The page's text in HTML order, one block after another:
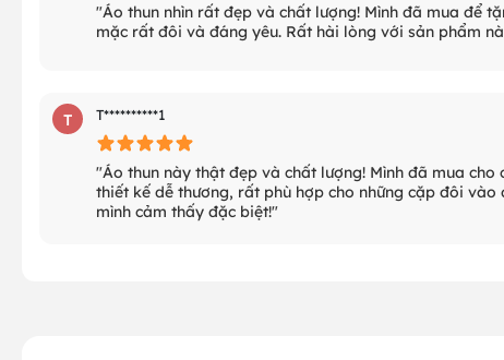
"Áo thun nhìn rất đẹp và chất lượng! Mình đã mua để
mặc rất đôi và đáng yêu. Rất hài lòng với sản phẩm
T T**********1
"Áo thun này thật đẹp và chất lượng! Mình đã mua
thiết kế dễ thương, rất phù hợp cho những cặp đôi vào
mình cảm thấy đặc biệt!"